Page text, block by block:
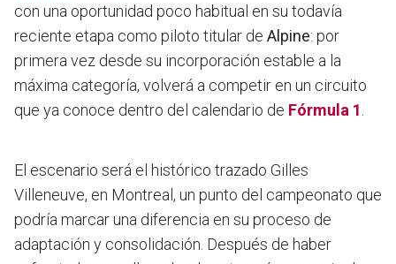
con una oportunidad poco habitual en su todavía
reciente etapa como piloto titular de Alpine: por
primera vez desde su incorporación estable a la
máxima categoría, volverá a competir en un circuito
que ya conoce dentro del calendario de Fórmula 1
El escenario será el histórico trazado Gilles
Villeneuve, en Montreal, un punto del campeonato que
podría marcar una diferencia en su proceso de
adaptación y consolidación. Después de haber